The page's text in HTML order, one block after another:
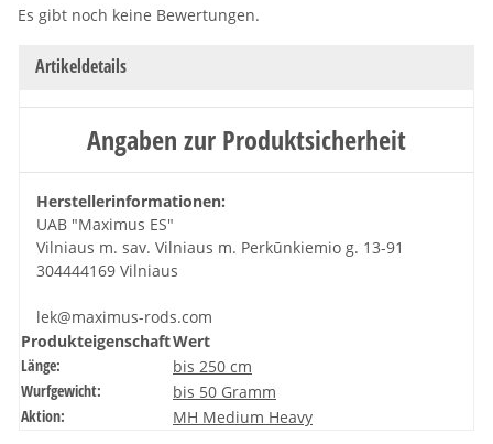
Es gibt noch keine Bewertungen.
Artikeldetails
Angaben zur Produktsicherheit
Herstellerinformationen:
UAB "Maximus ES"
Vilniaus m. sav. Vilniaus m. Perkūnkiemio g. 13-91
304444169 Vilniaus
lek@maximus-rods.com
ProdukteigenschaftWert
Länge:
bis 250 cm
Wurfgewicht:
bis 50 Gramm
Aktion:
MH Medium Heavy